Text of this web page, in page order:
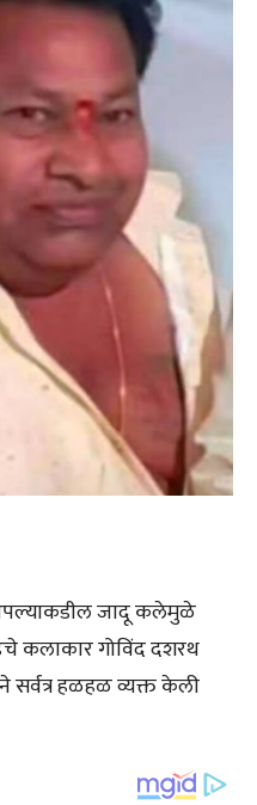
जादू कलेमुळे
कलाकार गोविंद दशरथ
सर्वत्र हळहळ व्यक्त केली